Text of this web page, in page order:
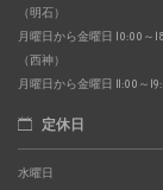
（明石）
月曜日から金曜日 10:00～
（西神）
月曜日から金曜日 11:00～
定休日
水曜日